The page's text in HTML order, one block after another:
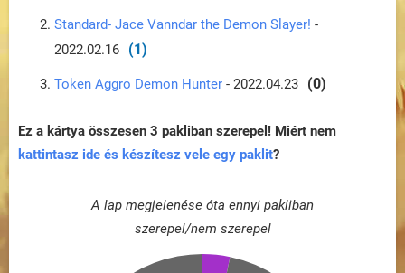
Standard- Jace Vanndar the Demon Slayer! -
2022.02.16
(1)
Token Aggro Demon Hunter - 2022.04.23 (0)
Ez a kártya összesen 3 pakliban szerepel! Miért nem
kattintasz ide és készítesz vele egy paklit?
A lap megjelenése óta ennyi pakliban
szerepel/nem szerepel